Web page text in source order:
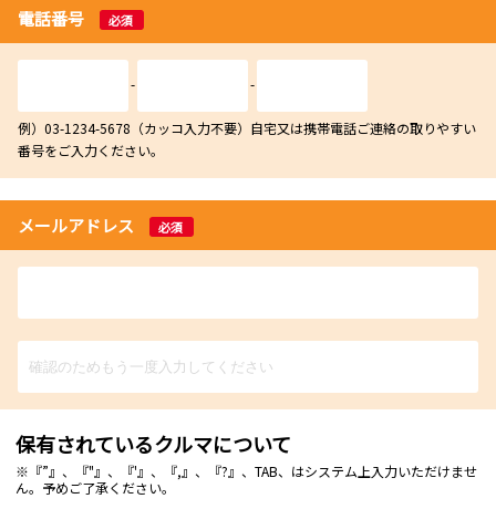
電話番号 必須
- -
例）03-1234-5678（カッコ入力不要）自宅又は携帯電話ご連絡の取りやすい
番号をご入力ください。
メールアドレス 必須
保有されているクルマについて
※『”』、『"』、『'』、『,』、『?』、TAB、はシステム上入力いただけませ
ん。予めご了承ください。